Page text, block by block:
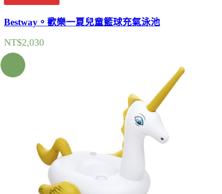
Bestway。歡樂一夏兒童籃球充氣泳池
NT$2,030